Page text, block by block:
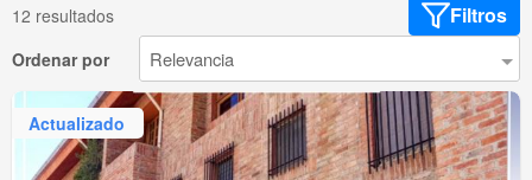
12 resultados Filtros
Ordenar por
Actualizado